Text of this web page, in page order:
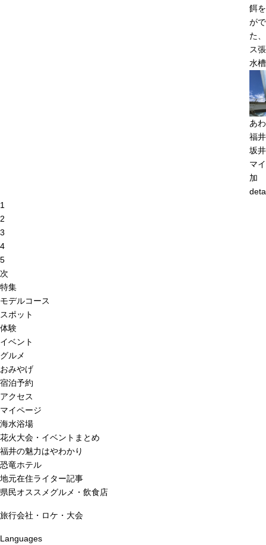
餌
が
た
ス
水
あ
福
坂
マ
加
1
2
3
4
5
次
特集
モデルコース
スポット
体験
イベント
グルメ
おみやげ
宿泊予約
アクセス
マイページ
海水浴場
花火大会・イベントまとめ
福井の魅力はやわかり
恐竜ホテル
地元在住ライター記事
県民オススメグルメ・飲食店
旅行会社・ロケ・大会
Languages